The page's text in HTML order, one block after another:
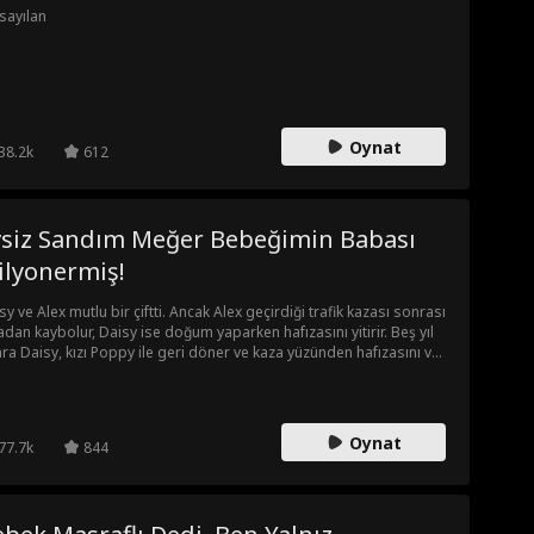
612 Oynat
Sandım Meğer Bebeğimin Babası
ve Alex mutlu bir çiftti. Ancak Alex geçirdiği trafik kazası sonrası
kaybolur, Daisy ise doğum yaparken hafızasını yitirir. Beş yıl
Daisy, kızı Poppy ile geri döner ve kaza yüzünden hafızasını ve
77.7k
844 Oynat